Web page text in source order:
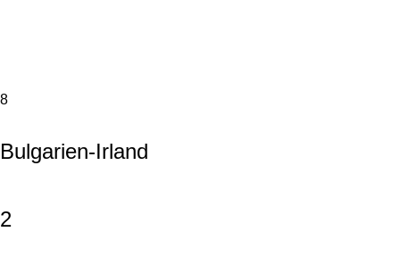
8
Bulgarien-Irland
2